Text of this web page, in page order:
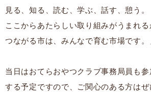
見る、知る、読む、学ぶ、話す、憩う。
ここからあたらしい取り組みがうまれる
つながる市は、みんなで育む市場です。
当日はおてらおやつクラブ事務局員も
する予定ですので、ご関心のある方はぜ